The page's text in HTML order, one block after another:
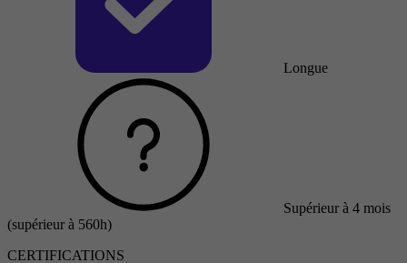
Longue
Supérieur à 4 mois
(supérieur à 560h)
CERTIFICATIONS